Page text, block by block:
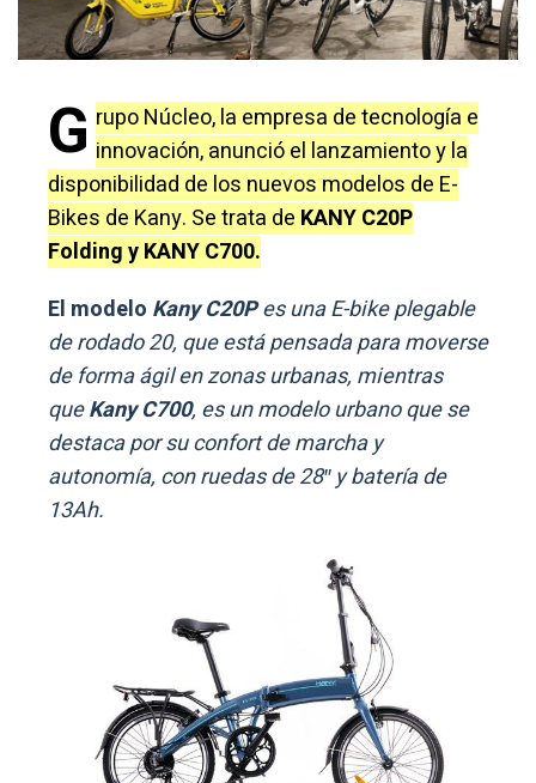
G rupo Núcleo, la empresa de tecnología e
innovación, anunció el lanzamiento y la
disponibilidad de los nuevos modelos de E-
Bikes de Kany. Se trata de KANY C20P
Folding y KANY C700.
El modelo Kany C20Pes una E-bike plegable
de rodado 20, que está pensada para moverse
de forma ágil en zonas urbanas, mientras
queKany C700, es un modelo urbano que se
destaca por su confort de marcha y
autonomía, con ruedas de 28″ y batería de
13Ah.